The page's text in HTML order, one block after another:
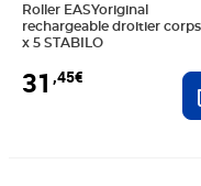
Roller EASYoriginal
rechargeable droitier
x 5 STABILO
31 ,45€